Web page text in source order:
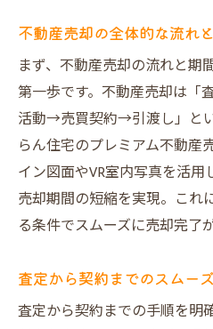
不動産売却の全体的な流れ
まず、不動産売却の流れと期
第一歩です。不動産売却は
活動→売買契約→引渡し」と
らん住宅のプレミアム不動産
イン図面やVR室内写真を活
売却期間の短縮を実現。これ
る条件でスムーズに売却完了
査定から契約までのスムー
査定から契約までの手順を明